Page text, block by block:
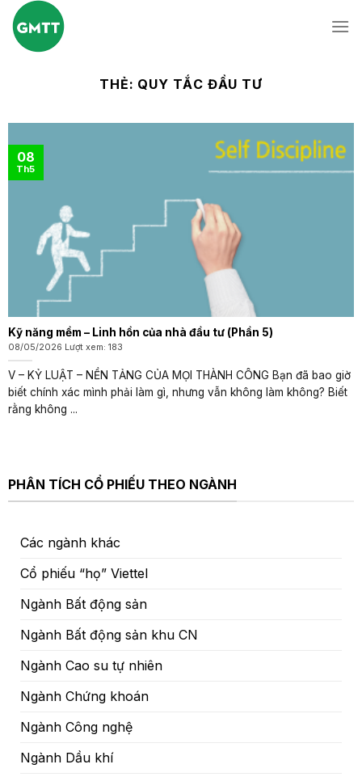
Skip
content
THẺ: QUY TẮC ĐẦU TƯ
Kỹ năng mềm – Linh hồn của nhà đầu tư (Phần 5)
08/05/2026 Lượt xem: 183
V – KỶ LUẬT – NỀN TẢNG CỦA MỌI THÀNH CÔNG Bạn đã bao giờ
biết chính xác mình phải làm gì, nhưng vẫn không làm không? Biết
rằng không ...
08
Th5
PHÂN TÍCH CỔ PHIẾU THEO NGÀNH
Các ngành khác
Cổ phiếu “họ” Viettel
Ngành Bất động sản
Ngành Bất động sản khu CN
Ngành Cao su tự nhiên
Ngành Chứng khoán
Ngành Công nghệ
Ngành Dầu khí